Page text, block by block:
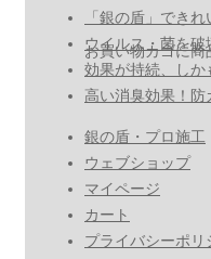
お買い物カゴに商
「銀の盾」できれ
ウイルス・菌を破
効果が持続、しか
高い消臭効果！防
銀の盾・プロ施工
ウェブショップ
マイページ
カート
プライバシーポリ